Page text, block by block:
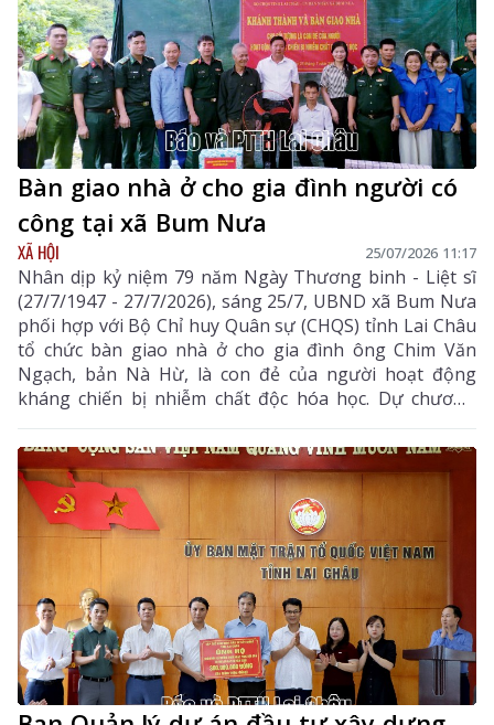
Bàn giao nhà ở cho gia đình người có
công tại xã Bum Nưa
XÃ HỘI 25/07/2026 11:17
Nhân dịp kỷ niệm 79 năm Ngày Thương binh - Liệt sĩ
(27/7/1947 - 27/7/2026), sáng 25/7, UBND xã Bum Nưa
phối hợp với Bộ Chỉ huy Quân sự (CHQS) tỉnh Lai Châu
tổ chức bàn giao nhà ở cho gia đình ông Chim Văn
Ngạch, bản Nà Hừ, là con đẻ của người hoạt động
kháng chiến bị nhiễm chất độc hóa học. Dự chương
trình có Đại tá Trần Thanh Bình - Phó Chính ủy Bộ
CHQS tỉnh; đại diện Ủy ban MTTQ Việt Nam tỉnh; lãnh
đạo cấp ủy chính quyền địa phương và các đơn vị liên
quan.